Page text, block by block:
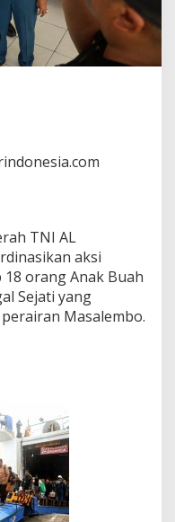
TNI AL
aksi
orang Anak Buah
Sejati yang
Masalembo.